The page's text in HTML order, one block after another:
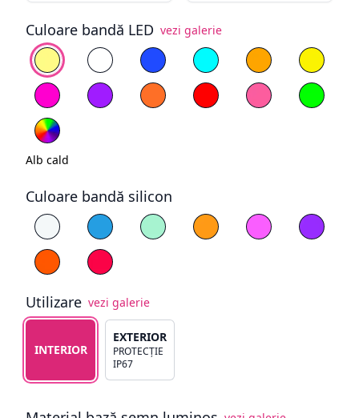
Culoare bandă LED vezi galerie
Alege culoare
Alb cald Alb rece Albastru Cyan Galben
Magenta
Mov PortocaliuRoșu Roz deschisVerde
RGB
Alb cald
Culoare bandă silicon
Alege culoare silicon
Alb Albastru Cyan Galben Magenta
Mov
PortocaliuRoșu
Utilizare vezi galerie
Alege tipul de utilizare
INTERIOR
EXTERIOR
PROTECȚIE
IP67